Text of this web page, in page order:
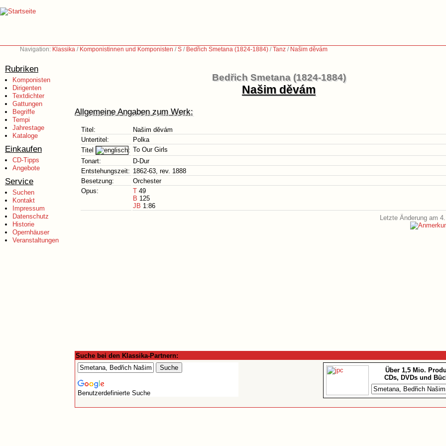
Navigation: Klassika / Komponistinnen und Komponisten /S / Bedřich Smetana (1824-1884) /Tanz / Našim děvám
Rubriken
Komponisten
Dirigenten
Textdichter
Gattungen
Begriffe
Tempi
Jahrestage
Kataloge
Einkaufen
CD-Tipps
Angebote
Service
Suchen
Kontakt
Impressum
Datenschutz
Historie
Opernhäuser
Veranstaltungen
Bedřich Smetana (1824-1884)
Našim děvám
Allgemeine Angaben zum Werk:
Titel:
Našim děvám
Untertitel:
Polka
Titel
: To Our Girls
Tonart:
D-Dur
Entstehungszeit: 1862-63, rev. 1888
Besetzung:
Orchester
Opus:
T 49
B 125
JB 1:86
Letzte Änderung am
Suche bei den Klassika-Partnern:
Benutzerdefinierte Suche
Über 1,5 Mio.
CDs, DVDs und